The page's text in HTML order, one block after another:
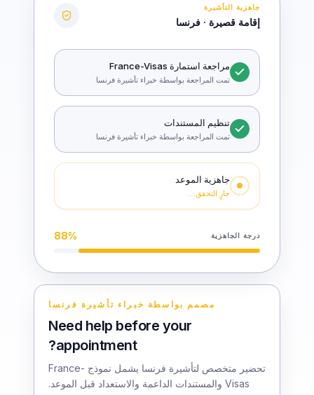
جاهزية التأشيرة
إقامة قصيرة · فرنسا
مراجعة استمارة France-Visas
تمت المراجعة بواسطة خبراء تأشيرة فرنسا
تنظيم المستندات
تمت المراجعة بواسطة خبراء تأشيرة فرنسا
جاهزية الموعد
جارٍ التحقق…
درجة الجاهزية 88%
مصمم بواسطة خبراء تأشيرة فرنسا
Need help before your
appointment?
تحضير متخصص لتأشيرة فرنسا يشمل نموذج France-
Visas والمستندات الداعمة والاستعداد قبل الموعد.